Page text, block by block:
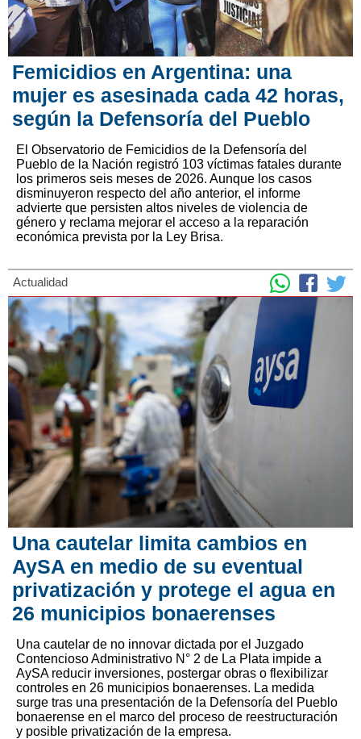
Femicidios en Argentina: una
mujer es asesinada cada 42 horas,
según la Defensoría del Pueblo
El Observatorio de Femicidios de la Defensoría del
Pueblo de la Nación registró 103 víctimas fatales durante
los primeros seis meses de 2026. Aunque los casos
disminuyeron respecto del año anterior, el informe
advierte que persisten altos niveles de violencia de
género y reclama mejorar el acceso a la reparación
económica prevista por la Ley Brisa.
Actualidad
Una cautelar limita cambios en
AySA en medio de su eventual
privatización y protege el agua en
26 municipios bonaerenses
Una cautelar de no innovar dictada por el Juzgado
Contencioso Administrativo N° 2 de La Plata impide a
AySA reducir inversiones, postergar obras o flexibilizar
controles en 26 municipios bonaerenses. La medida
surge tras una presentación de la Defensoría del Pueblo
bonaerense en el marco del proceso de reestructuración
y posible privatización de la empresa.